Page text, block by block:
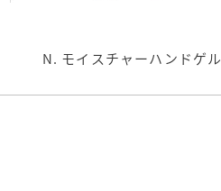
N. モイスチャーハンドゲル